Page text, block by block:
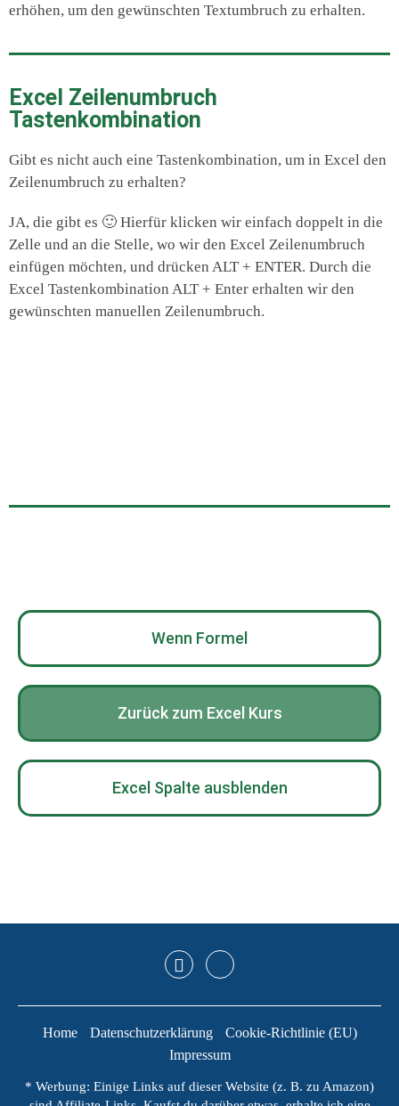
erhöhen, um den gewünschten Textumbruch zu erhalten.
Excel Zeilenumbruch
Tastenkombination
Gibt es nicht auch eine Tastenkombination, um in Excel den
Zeilenumbruch zu erhalten?
JA, die gibt es 🙂 Hierfür klicken wir einfach doppelt in die
Zelle und an die Stelle, wo wir den Excel Zeilenumbruch
einfügen möchten, und drücken ALT + ENTER. Durch die
Excel Tastenkombination ALT + Enter erhalten wir den
gewünschten manuellen Zeilenumbruch.
Wenn Formel
Zurück zum Excel Kurs
Excel Spalte ausblenden
Home Datenschutzerklärung
Cookie-Richtlinie (EU)
Impressum
* Werbung: Einige Links auf dieser Website (z. B. zu Amazon)